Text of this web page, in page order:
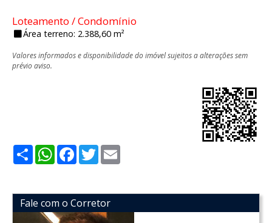
Loteamento / Condomínio
Área terreno: 2.388,60 m²
Valores informados e disponibilidade do imóvel sujeitos a alterações sem
prévio aviso.
ShareWhatsApp
Facebook
Twitter
Fale com o Corretor